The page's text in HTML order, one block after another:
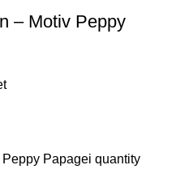
– Motiv Peppy
Papagei quantity